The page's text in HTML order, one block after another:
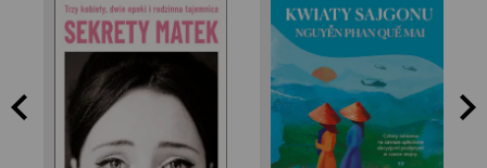
Sophie de Baere
Nguyễn Phan Quế
Mai